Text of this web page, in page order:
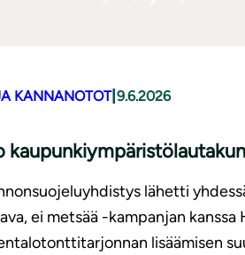
KANNANOTOT| 9.6.2026
lähetti
ei metsää -kampanjan
lisäämisen